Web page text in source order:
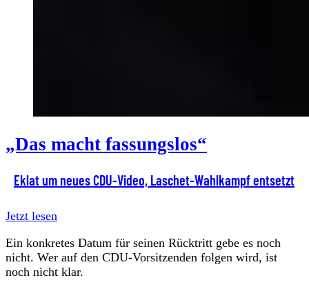
„Das macht fassungslos“
Eklat um neues CDU-Video, Laschet-Wahlkampf entsetzt
Jetzt lesen
Ein konkretes Datum für seinen Rücktritt gebe es noch
nicht. Wer auf den CDU-Vorsitzenden folgen wird, ist
noch nicht klar.